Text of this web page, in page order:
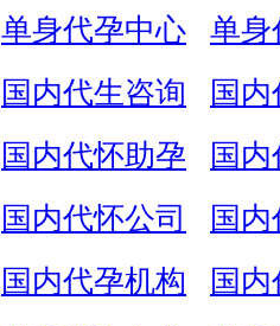
单身代孕中心
单身
国内代生咨询
国
国内代怀助孕
国
国内代怀公司
国
国内代孕机构
国内